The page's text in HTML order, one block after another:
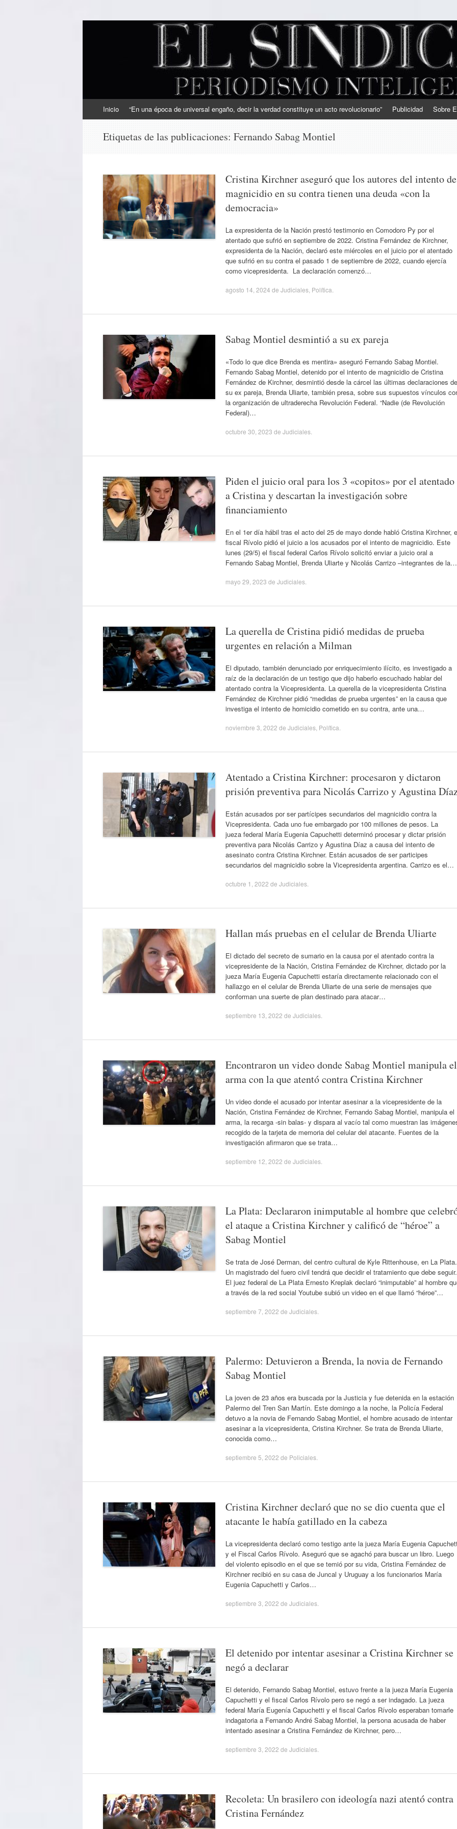
EL SINDICAL
Periodismo Inteligente
al
Inicio “En una época de universal engaño, decir la verdad constituye un acto revolucionario” Publicidad Sobre
Etiquetas de las publicaciones: Fernando Sabag Montiel
Cristina Kirchner aseguró que los autores del intento de
magnicidio en su contra tienen una deuda «con la
democracia»
La expresidenta de la Nación prestó testimonio en Comodoro Py por el
atentado que sufrió en septiembre de 2022. Cristina Fernández de Kirchner,
expresidenta de la Nación, declaró este miércoles en el juicio por el atentado
que sufrió en su contra el pasado 1 de septiembre de 2022, cuando ejercía
como vicepresidenta. La declaración comenzó…
agosto 14, 2024 de Judiciales Política
Sabag Montiel desmintió a su ex pareja
«Todo lo que dice Brenda es mentira» aseguró Fernando Sabag Montiel.
Fernando Sabag Montiel, detenido por el intento de magnicidio de Cristina
Fernández de Kirchner, desmintió desde la cárcel las últimas declaraciones de
su ex pareja, Brenda Uliarte, también presa, sobre sus supuestos vínculos
la organización de ultraderecha Revolución Federal. “Nadie (de Revolución
Federal)…
octubre 30, 2023 de Judiciales
Piden el juicio oral para los 3 «copitos» por el atentado
a Cristina y descartan la investigación sobre
financiamiento
En el 1er día hábil tras el acto del 25 de mayo donde habló Cristina Kirchner,
fiscal Rívolo pidió el juicio a los acusados por el intento de magnicidio. Este
lunes (29/5) el fiscal federal Carlos Rívolo solicitó enviar a juicio oral a
Fernando Sabag Montiel, Brenda Uliarte y Nicolás Carrizo –integrantes de la…
mayo 29, 2023 de Judiciales
La querella de Cristina pidió medidas de prueba
urgentes en relación a Milman
El diputado, también denunciado por enriquecimiento ilícito, es investigado a
raíz de la declaración de un testigo que dijo haberlo escuchado hablar del
atentado contra la Vicepresidenta. La querella de la vicepresidenta Cristina
Fernández de Kirchner pidió “medidas de prueba urgentes” en la causa que
investiga el intento de homicidio cometido en su contra, ante una…
noviembre 3, 2022 de Judiciales Política
Atentado a Cristina Kirchner: procesaron y dictaron
prisión preventiva para Nicolás Carrizo y Agustina
Están acusados por ser partícipes secundarios del magnicidio contra la
Vicepresidenta. Cada uno fue embargado por 100 millones de pesos. La
jueza federal María Eugenia Capuchetti determinó procesar y dictar prisión
preventiva para Nicolás Carrizo y Agustina Díaz a causa del intento de
asesinato contra Cristina Kirchner. Están acusados de ser participes
secundarios del magnicidio sobre la Vicepresidenta argentina. Carrizo es el…
octubre 1, 2022 de Judiciales
Hallan más pruebas en el celular de Brenda Uliarte
El dictado del secreto de sumario en la causa por el atentado contra la
vicepresidente de la Nación, Cristina Fernández de Kirchner, dictado por la
jueza María Eugenia Capuchetti estaría directamente relacionado con el
hallazgo en el celular de Brenda Uliarte de una serie de mensajes que
conforman una suerte de plan destinado para atacar…
septiembre 13, 2022 de Judiciales
Encontraron un video donde Sabag Montiel manipula el
arma con la que atentó contra Cristina Kirchner
Un video donde el acusado por intentar asesinar a la vicepresidente de la
Nación, Cristina Fernández de Kirchner, Fernando Sabag Montiel, manipula el
arma, la recarga -sin balas- y dispara al vacío tal como muestran las
recogido de la tarjeta de memoria del celular del atacante. Fuentes de la
investigación afirmaron que se trata…
septiembre 12, 2022 de Judiciales
La Plata: Declararon inimputable al hombre que
el ataque a Cristina Kirchner y calificó de “héroe” a
Sabag Montiel
Se trata de José Derman, del centro cultural de Kyle Rittenhouse, en La Plata.
Un magistrado del fuero civil tendrá que decidir el tratamiento que debe seguir.
El juez federal de La Plata Ernesto Kreplak declaró “inimputable” al hombre
a través de la red social Youtube subió un video en el que llamó “héroe”…
septiembre 7, 2022 de Judiciales
Palermo: Detuvieron a Brenda, la novia de Fernando
Sabag Montiel
La joven de 23 años era buscada por la Justicia y fue detenida en la estación
Palermo del Tren San Martín. Este domingo a la noche, la Policía Federal
detuvo a la novia de Fernando Sabag Montiel, el hombre acusado de intentar
asesinar a la vicepresidenta, Cristina Kirchner. Se trata de Brenda Uliarte,
conocida como…
septiembre 5, 2022 de Policiales
Cristina Kirchner declaró que no se dio cuenta que el
atacante le había gatillado en la cabeza
La vicepresidenta declaró como testigo ante la jueza María Eugenia
y el Fiscal Carlos Rívolo. Aseguró que se agachó para buscar un libro. Luego
del violento episodio en el que se temió por su vida, Cristina Fernández de
Kirchner recibió en su casa de Juncal y Uruguay a los funcionarios María
Eugenia Capuchetti y Carlos…
septiembre 3, 2022 de Judiciales
El detenido por intentar asesinar a Cristina Kirchner se
negó a declarar
El detenido, Fernando Sabag Montiel, estuvo frente a la jueza María Eugenia
Capuchetti y el fiscal Carlos Rívolo pero se negó a ser indagado. La jueza
federal María Eugenía Capuchetti y el fiscal Carlos Rívolo esperaban tomarle
indagatoria a Fernando André Sabag Montiel, la persona acusada de haber
intentado asesinar a Cristina Fernández de Kirchner, pero…
septiembre 3, 2022 de Judiciales
Recoleta: Un brasilero con ideología nazi atentó contra
Cristina Fernández